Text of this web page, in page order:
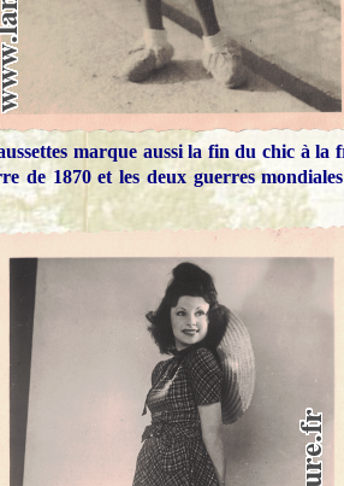
marque aussi la fin du chic à la
de 1870 et les deux guerres